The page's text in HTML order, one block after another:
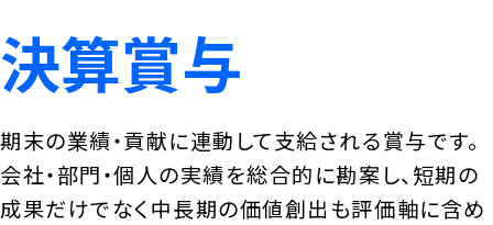
決算賞与
期末の業績・貢献に連動して支給される賞与です。
会社・部門・個人の実績を総合的に勘案し、短期の
成果だけでなく中長期の価値創出も評価軸に含め